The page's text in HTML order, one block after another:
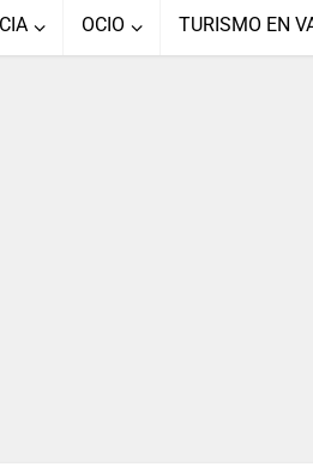
OCIO TURISMO EN